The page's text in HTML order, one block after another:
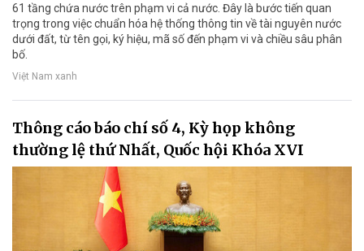
61 tầng chứa nước trên phạm vi cả nước. Đây là bước tiến quan
trọng trong việc chuẩn hóa hệ thống thông tin về tài nguyên nước
dưới đất, từ tên gọi, ký hiệu, mã số đến phạm vi và chiều sâu phân
bố.
Việt Nam xanh
Thông cáo báo chí số 4, Kỳ họp không
thường lệ thứ Nhất, Quốc hội Khóa XVI